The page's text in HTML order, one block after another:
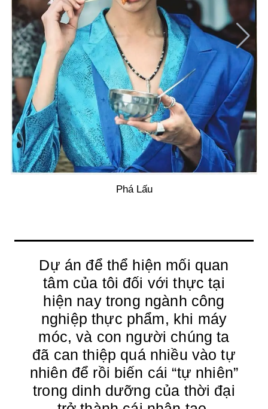
Phá Lấu
Dự án để thể hiện mối quan
tâm của tôi đối với thực tại
hiện nay trong ngành công
nghiệp thực phẩm, khi máy
móc, và con người chúng ta
đã can thiệp quá nhiều vào tự
nhiên để rồi biến cái “tự nhiên”
trong dinh dưỡng của thời đại